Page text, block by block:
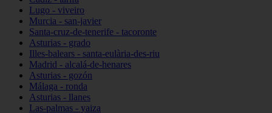
Lugo - viveiro
Murcia - san-javier
Santa-cruz-de-tenerife - tacoronte
Asturias - grado
Illes-balears - santa-eulària-des-riu
Madrid - alcalá-de-henares
Asturias - gozón
Málaga - ronda
Asturias - llanes
Las-palmas - yaiza